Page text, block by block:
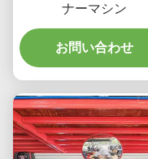
ナーマシン
お問い合わせ